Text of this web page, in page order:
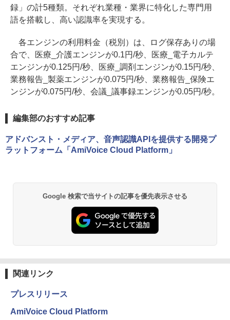
録」の計5種類。それぞれ業種・業界に特化した専門用
語を搭載し、高い認識率を実現する。
各エンジンの利用料金（税別）は、ログ保存ありの場
合で、医療_介護エンジンが0.1円/秒、医療_電子カルテ
エンジンが0.125円/秒、医療_調剤エンジンが0.15円/秒、
業務報告_製薬エンジンが0.075円/秒、業務報告_保険エ
ンジンが0.075円/秒、会議_議事録エンジンが0.05円/秒。
編集部のおすすめ記事
アドバンスト・メディア、音声認識APIを提供する開発プ
ラットフォーム「AmiVoice Cloud Platform」
Google 検索で当サイトの記事を優先表示させる
関連リンク
プレスリリース
AmiVoice Cloud Platform